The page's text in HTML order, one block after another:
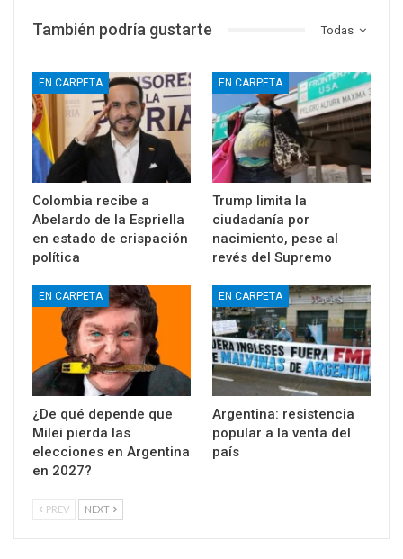
Todas
También podría gustarte
EN CARPETA
Colombia recibe a
Abelardo de la Espriella
en estado de crispación
política
EN CARPETA
Trump limita la
ciudadanía por
nacimiento, pese al
revés del Supremo
EN CARPETA
¿De qué depende que
Milei pierda las
elecciones en Argentina
en 2027?
EN CARPETA
Argentina: resistencia
popular a la venta del
país
PREV NEXT